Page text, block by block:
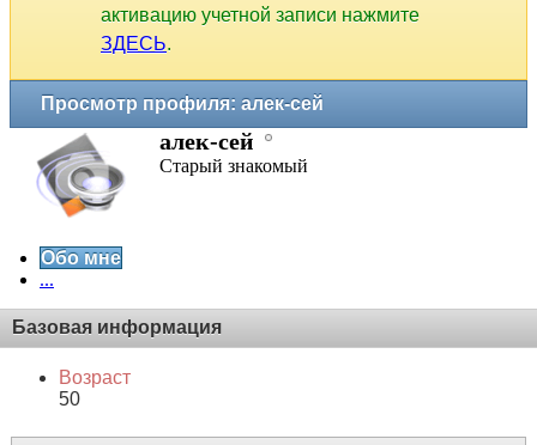
активацию учетной записи нажмите
ЗДЕСЬ.
Просмотр профиля: алек-сей
алек-сей
Старый знакомый
Обо мне
...
Базовая информация
Возраст
50